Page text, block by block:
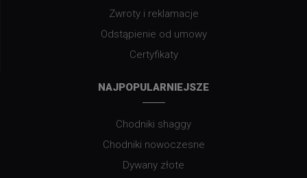
Zwroty i reklamacje
Odstąpienie od umowy
Certyfikaty
NAJPOPULARNIEJSZE
Chodniki shaggy
Chodniki nowoczesne
Dywany złote